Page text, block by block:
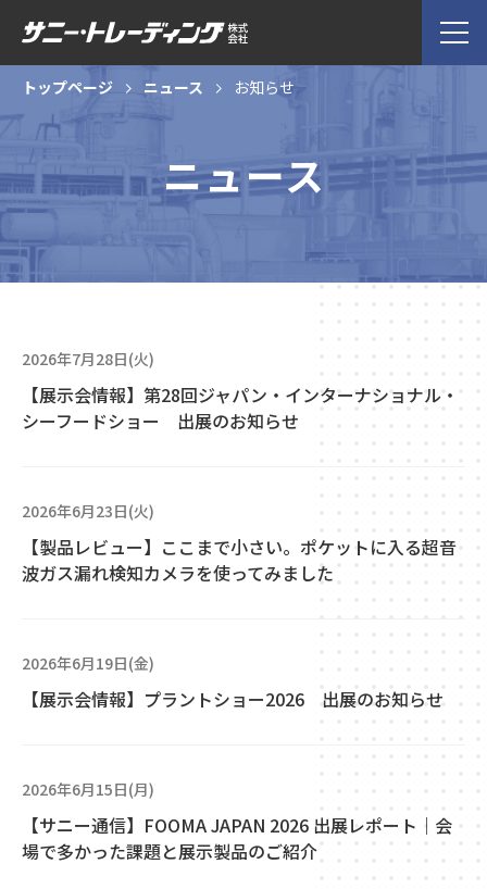
トップページ ニュース お知らせ
ニュース
2026年7月28日(火)
【展示会情報】第28回ジャパン・インターナショナル・
シーフードショー 出展のお知らせ
2026年6月23日(火)
【製品レビュー】ここまで小さい。ポケットに入る超音
波ガス漏れ検知カメラを使ってみました
2026年6月19日(金)
【展示会情報】プラントショー2026 出展のお知らせ
2026年6月15日(月)
【サニー通信】FOOMA JAPAN 2026 出展レポート｜会
場で多かった課題と展示製品のご紹介